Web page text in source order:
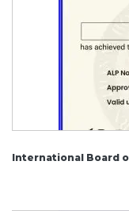
International Board